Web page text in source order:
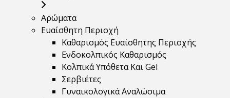
Αρώματα
Ευαίσθητη Περιοχή
Καθαρισμός Ευαίσθητης Περιοχής
Ενδοκολπικός Καθαρισμός
Κολπικά Υπόθετα Και Gel
Σερβιέτες
Γυναικολογικά Αναλώσιμα